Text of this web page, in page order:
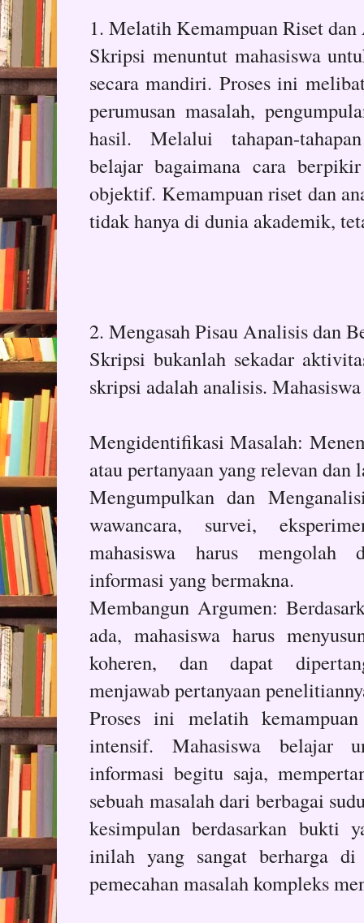
1. Melatih Kemampuan Riset
Skripsi menuntut mahasiswa
secara mandiri. Proses ini
perumusan masalah,
hasil. Melalui tahapan-
belajar bagaimana cara
objektif. Kemampuan riset dan
tidak hanya di dunia akademik,
2. Mengasah Pisau Analisis dan
Skripsi bukanlah sekadar
skripsi adalah analisis.
Mengidentifikasi Masalah:
atau pertanyaan yang relevan
Mengumpulkan dan
wawancara, survei,
mahasiswa harus mengolah
informasi yang bermakna.
Membangun Argumen:
ada, mahasiswa harus
koheren, dan dapat
menjawab pertanyaan
Proses ini melatih
intensif. Mahasiswa belajar
informasi begitu saja,
sebuah masalah dari berbagai
kesimpulan berdasarkan bukti
inilah yang sangat berharga
pemecahan masalah kompleks